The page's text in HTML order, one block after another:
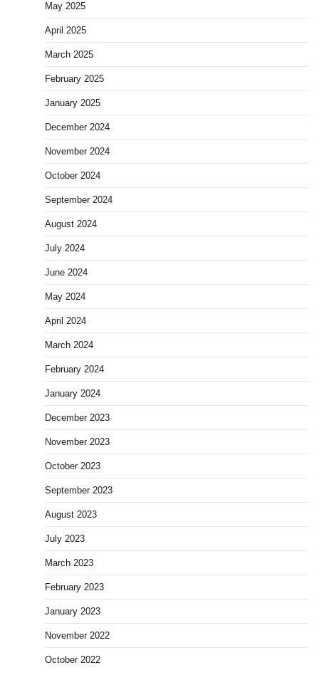
May 2025
April 2025
March 2025
February 2025
January 2025
December 2024
November 2024
October 2024
September 2024
August 2024
July 2024
June 2024
May 2024
April 2024
March 2024
February 2024
January 2024
December 2023
November 2023
October 2023
September 2023
August 2023
July 2023
March 2023
February 2023
January 2023
November 2022
October 2022